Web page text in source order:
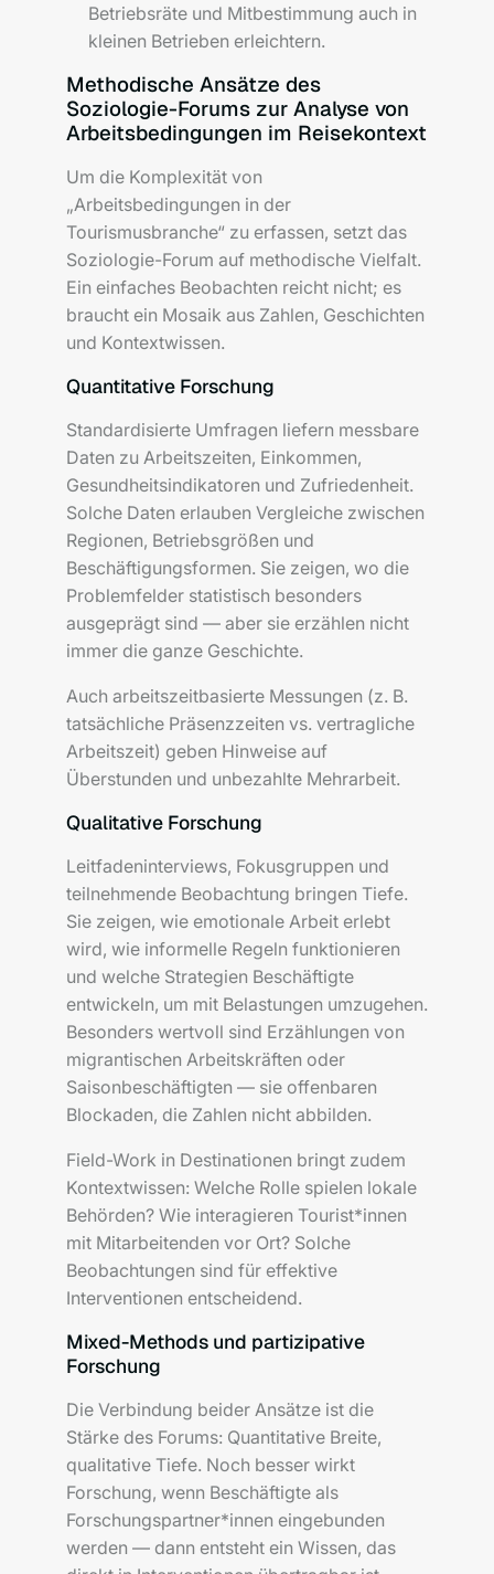
Betriebsräte und Mitbestimmung auch in
kleinen Betrieben erleichtern.
Methodische Ansätze des
Soziologie-Forums zur Analyse von
Arbeitsbedingungen im Reisekontext
Um die Komplexität von
„Arbeitsbedingungen in der
Tourismusbranche“ zu erfassen, setzt das
Soziologie-Forum auf methodische Vielfalt.
Ein einfaches Beobachten reicht nicht; es
braucht ein Mosaik aus Zahlen, Geschichten
und Kontextwissen.
Quantitative Forschung
Standardisierte Umfragen liefern messbare
Daten zu Arbeitszeiten, Einkommen,
Gesundheitsindikatoren und Zufriedenheit.
Solche Daten erlauben Vergleiche zwischen
Regionen, Betriebsgrößen und
Beschäftigungsformen. Sie zeigen, wo die
Problemfelder statistisch besonders
ausgeprägt sind — aber sie erzählen nicht
immer die ganze Geschichte.
Auch arbeitszeitbasierte Messungen (z. B.
tatsächliche Präsenzzeiten vs. vertragliche
Arbeitszeit) geben Hinweise auf
Überstunden und unbezahlte Mehrarbeit.
Qualitative Forschung
Leitfadeninterviews, Fokusgruppen und
teilnehmende Beobachtung bringen Tiefe.
Sie zeigen, wie emotionale Arbeit erlebt
wird, wie informelle Regeln funktionieren
und welche Strategien Beschäftigte
entwickeln, um mit Belastungen umzugehen.
Besonders wertvoll sind Erzählungen von
migrantischen Arbeitskräften oder
Saisonbeschäftigten — sie offenbaren
Blockaden, die Zahlen nicht abbilden.
Field-Work in Destinationen bringt zudem
Kontextwissen: Welche Rolle spielen lokale
Behörden? Wie interagieren Tourist*innen
mit Mitarbeitenden vor Ort? Solche
Beobachtungen sind für effektive
Interventionen entscheidend.
Mixed-Methods und partizipative
Forschung
Die Verbindung beider Ansätze ist die
Stärke des Forums: Quantitative Breite,
qualitative Tiefe. Noch besser wirkt
Forschung, wenn Beschäftigte als
Forschungspartner*innen eingebunden
werden — dann entsteht ein Wissen, das